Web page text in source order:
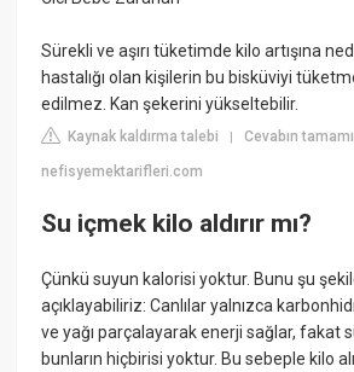
Sürekli ve aşırı tüketimde kilo artışına
hastalığı olan kişilerin bu bisküviyi
edilmez. Kan şekerini yükseltebilir.
Kaynak kaldırma talebi |Cevabın
nefisyemektarifleri.com
Su içmek kilo aldırır mı?
Çünkü suyun kalorisi yoktur. Bunu şu
açıklayabiliriz: Canlılar yalnızca
ve yağı parçalayarak enerji sağlar, fakat
bunların hiçbirisi yoktur. Bu sebeple kilo